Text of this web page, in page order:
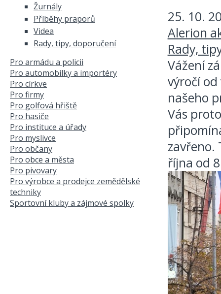
25. 10.
Alerion
Rady,
Vážení
výročí od
našeho
Vás
zavřeno.
října od
Žurnály
Příběhy praporů
Videa
Rady, tipy, doporučení
Pro armádu a policii
Pro automobilky a importéry
Pro církve
Pro firmy
Pro golfová hřiště
Pro hasiče
Pro instituce a úřady
Pro myslivce
Pro občany
Pro obce a města
Pro pivovary
Pro výrobce a prodejce zemědělské
techniky
Sportovní kluby a zájmové spolky